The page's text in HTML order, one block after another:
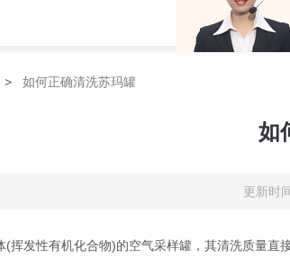
> 如何正确清洗苏玛罐
如
更新时
发性有机化合物)的空气采样罐，其清洗质量直